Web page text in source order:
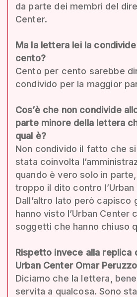
da parte dei membri del
Center.
Ma la lettera lei la
cento?
Cento per cento sarebbe
condivido per la maggior
Cos’è che non condivide
parte minore della lettera
qual è?
Non condivido il fatto che
stata coinvolta
quando è vero solo in
troppo il dito contro l’Urban
Dall’altro lato però capisco
hanno visto l’Urban Center
soggetti che hanno chiuso
Rispetto invece alla replica
Urban Center Omar
Diciamo che la lettera,
servita a qualcosa. Sono